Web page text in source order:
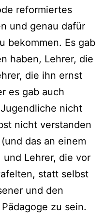
reformiertes
und genau dafür
bekommen. Es gab
haben, Lehrer, die
die ihn ernst
es gab auch
nicht
nicht verstanden
das an einem
und Lehrer, die vor
statt selbst
und den
zu sein.